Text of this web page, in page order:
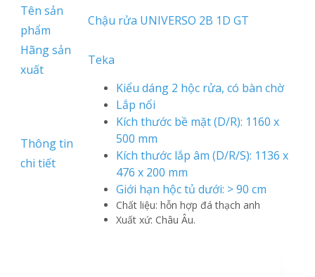
Tên sản
phẩm
Chậu rửa UNIVERSO 2B 1D GT
Hãng sản
xuất
Teka
Thông tin
chi tiết
Kiểu dáng 2 hộc rửa, có bàn chờ
Lắp nổi
Kích thước bề mặt (D/R): 1160 x
500 mm
Kích thước lắp âm (D/R/S): 1136 x
476 x 200 mm
Giới hạn hộc tủ dưới: > 90 cm
Chất liệu: hỗn hợp đá thạch anh
Xuất xứ: Châu Âu.